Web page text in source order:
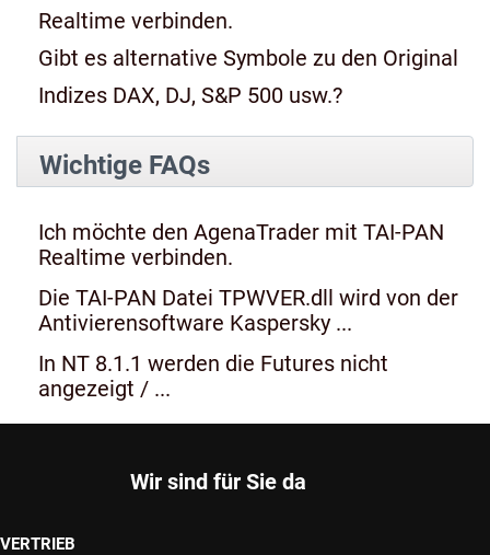
Realtime verbinden.
Gibt es alternative Symbole zu den Original
Indizes DAX, DJ, S&P 500 usw.?
Wichtige FAQs
Ich möchte den AgenaTrader mit TAI-PAN
Realtime verbinden.
Die TAI-PAN Datei TPWVER.dll wird von der
Antivierensoftware Kaspersky ...
In NT 8.1.1 werden die Futures nicht
angezeigt / ...
Wir sind für Sie da
VERTRIEB